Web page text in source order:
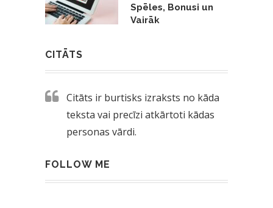
Spēles, Bonusi un
Vairāk
CITĀTS
Citāts ir burtisks izraksts no kāda
teksta vai precīzi atkārtoti kādas
personas vārdi.
FOLLOW ME